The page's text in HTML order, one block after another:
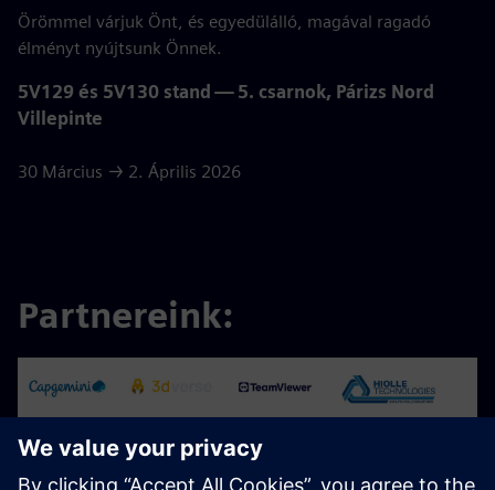
Örömmel várjuk Önt, és egyedülálló, magával ragadó
élményt nyújtsunk Önnek.
5V129 és 5V130 stand — 5. csarnok, Párizs Nord
Villepinte
30 Március → 2. Április 2026
Partnereink: